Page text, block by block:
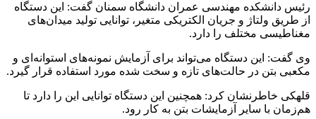
رئیس دانشکده مهندسی عمران دانشگاه سمنان گفت: این دستگاه
از طریق ولتاژ و جریان الکتریکی متغیر، توانایی تولید میدان‌های
مغناطیسی مختلف را دارد.
وی گفت: این دستگاه می‌تواند برای آزمایش نمونه‌های استوانه‌ای و
مکعبی بتن در حالت‌های تازه و سخت شده مورد استفاده قرار گیرد.
قلهکی خاطرنشان کرد: همچنین این دستگاه توانایی این را دارد تا
هم‌زمان با سایر آزمایشات بتن به کار رود.